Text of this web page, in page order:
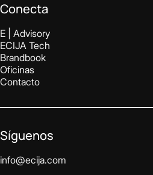
Conecta
E | Advisory
ECIJA Tech
Brandbook
Oficinas
Contacto
Síguenos
info@ecija.com